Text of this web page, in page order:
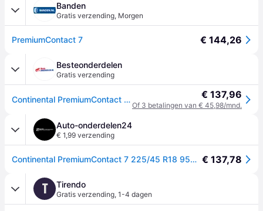
Banden
Gratis verzending, Morgen
PremiumContact 7 € 144,26
Besteonderdelen
Gratis verzending
Continental PremiumContact 7 225/45 R18 95Y personenwagen Zomerbanden Banden 0313055000 € 137,96
Of 3 betalingen van € 45,98/mnd.
Auto-onderdelen24
€ 1,99 verzending
Continental PremiumContact 7 225/45 R18 95Y personenwagen Zomerbanden Banden 0313055000 € 137,78
T Tirendo
Gratis verzending, 1-4 dagen